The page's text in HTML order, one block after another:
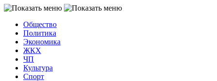
Общество
Политика
Экономика
ЖКХ
ЧП
Культура
Спорт